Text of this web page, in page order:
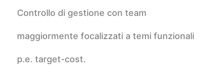
Controllo di gestione con team
maggiormente focalizzati a temi funzionali
p.e. target-cost.